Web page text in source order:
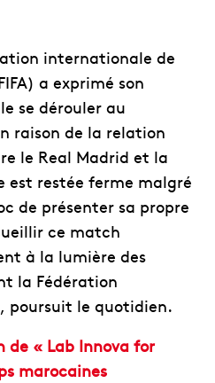
internationale de
a exprimé son
se dérouler au
raison de la relation
le Real Madrid et la
est restée ferme malgré
de présenter sa propre
ce match
à la lumière des
la Fédération
poursuit le quotidien.
de « Lab Innova for
marocaines